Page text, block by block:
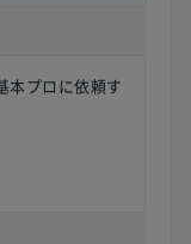
本プロに依頼す